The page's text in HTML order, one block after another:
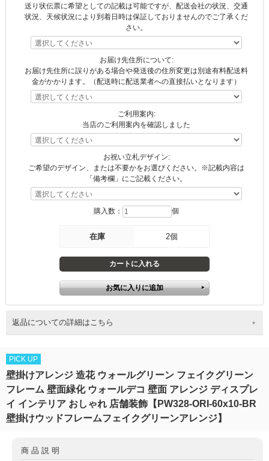
送り状伝票に希望としての記載は可能ですが、配送会社の状況、交通
状況、天候状況により到着日時は保証しておりませんのでご了承くだ
さい。
お届け先住所について:
お届け先住所に誤りがある場合や発送後の住所変更は別途有料配送料
金がかかります。（配送時に配送業者への直接払いとなります）
ご利用案内:
当店のご利用案内を確認しました
お祝い立札デザイン:
ご希望のデザイン、または不要かをお選びください。※記載内容は
「備考欄」にご記載ください。
購入数： 個
在庫 2個
返品についての詳細はこちら
PICK UP
壁掛けアレンジ 造花 ウォールグリーン フェイクグリーン
フレーム 壁面緑化 ウォールデコ 壁面 アレンジ ディスプレ
イ インテリア おしゃれ 店舗装飾【PW328-ORI-60x10-BR
壁掛けウッドフレームフェイクグリーンアレンジ】
商品説明